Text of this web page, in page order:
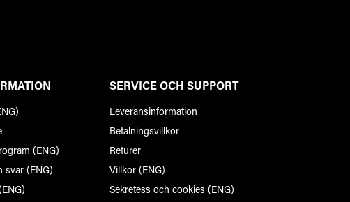
(ENG)
svar (ENG)
SERVICE OCH SUPPORT
Leveransinformation
Betalningsvillkor
Returer
Villkor (ENG)
Sekretess och cookies (ENG)